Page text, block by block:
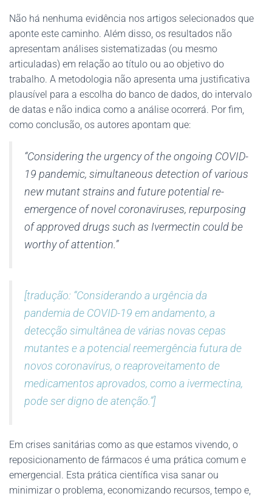
Não há nenhuma evidência nos artigos selecionados que
aponte este caminho. Além disso, os resultados não
apresentam análises sistematizadas (ou mesmo
articuladas) em relação ao título ou ao objetivo do
trabalho. A metodologia não apresenta uma justificativa
plausível para a escolha do banco de dados, do intervalo
de datas e não indica como a análise ocorrerá. Por fim,
como conclusão, os autores apontam que:
“Considering the urgency of the ongoing COVID-
19 pandemic, simultaneous detection of various
new mutant strains and future potential re-
emergence of novel coronaviruses, repurposing
of approved drugs such as Ivermectin could be
worthy of attention.”
[tradução: “Considerando a urgência da
pandemia de COVID-19 em andamento, a
detecção simultânea de várias novas cepas
mutantes e a potencial reemergência futura de
novos coronavírus, o reaproveitamento de
medicamentos aprovados, como a ivermectina,
pode ser digno de atenção.”]
Em crises sanitárias como as que estamos vivendo, o
reposicionamento de fármacos é uma prática comum e
emergencial. Esta prática científica visa sanar ou
minimizar o problema, economizando recursos, tempo e,